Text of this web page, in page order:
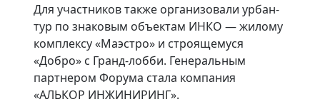
Для участников также организовали урбан-
тур по знаковым объектам ИНКО — жилому
комплексу «Маэстро» и строящемуся
«Добро» с Гранд-лобби. Генеральным
партнером Форума стала компания
«АЛЬКОР ИНЖИНИРИНГ».